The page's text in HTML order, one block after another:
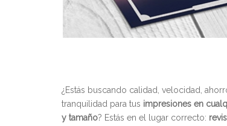
¿Estás buscando calidad, velocidad,
tranquilidad para tus impresiones en
y tamaño? Estás en el lugar correcto: